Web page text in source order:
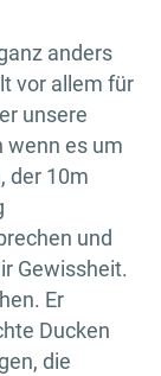
anders
vor allem für
unsere
wenn es um
der 10m
und
Gewissheit.
Er
Ducken
die